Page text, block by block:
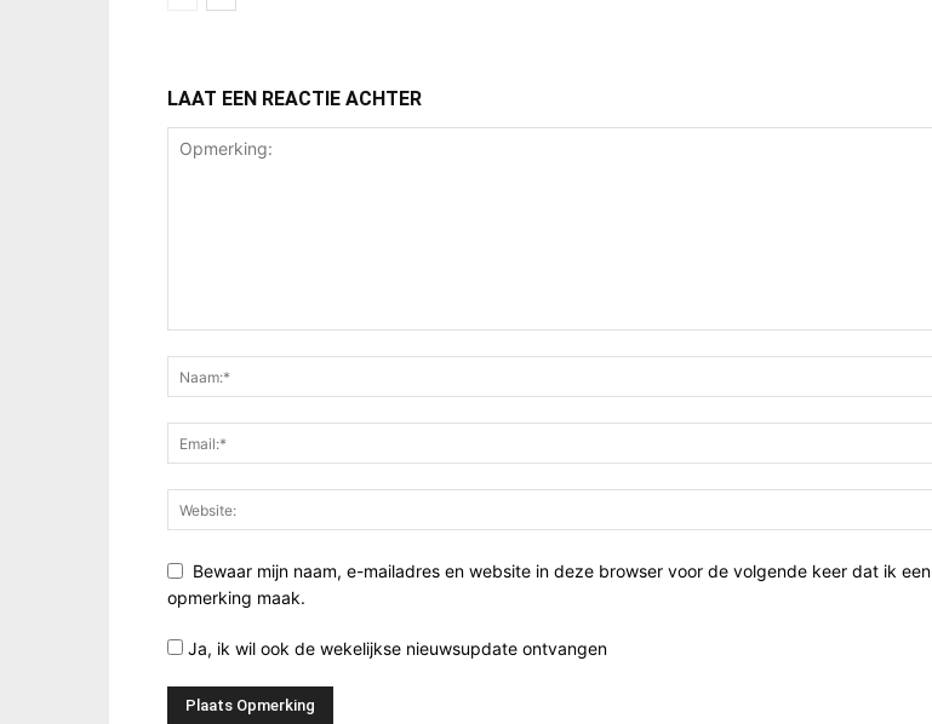
LAAT EEN REACTIE ACHTER
Bewaar mijn naam, e-mailadres en website in deze browser voor de volgende keer dat ik een
opmerking maak.
Ja, ik wil ook de wekelijkse nieuwsupdate ontvangen